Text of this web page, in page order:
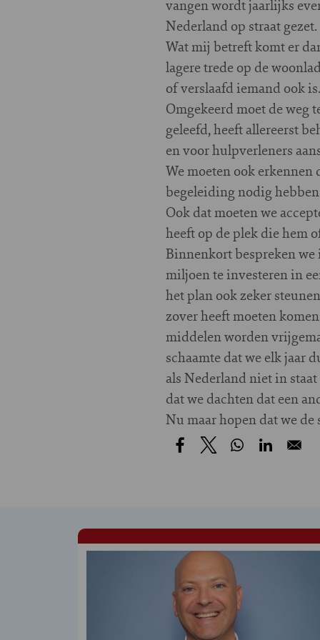
vangen wordt jaarlijks
Nederland op straat gezet.
Wat mij betreft komt er
lagere trede op de
of verslaafd iemand ook
Omgekeerd moet de weg
geleefd, heeft allereerst
en voor hulpverleners
We moeten ook
begeleiding nodig
Ook dat moeten we
heeft op de plek die hem
Binnenkort bespreken we
miljoen te investeren in
het plan ook zeker
zover heeft moeten
middelen worden
schaamte dat we elk jaar
als Nederland niet in
dat we dachten dat een
Nu maar hopen dat we